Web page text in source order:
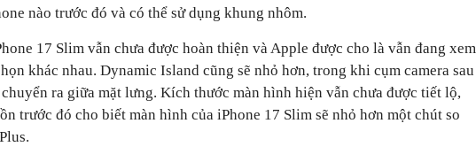
nào trước đó và có thể sử dụng khung nhôm.
17 Slim vẫn chưa được hoàn thiện và Apple được cho là vẫn đang xem
khác nhau. Dynamic Island cũng sẽ nhỏ hơn, trong khi cụm camera sau
ra giữa mặt lưng. Kích thước màn hình hiện vẫn chưa được tiết lộ,
trước đó cho biết màn hình của iPhone 17 Slim sẽ nhỏ hơn một chút so